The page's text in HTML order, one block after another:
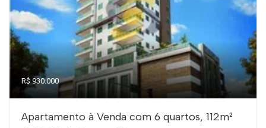
R$ 930.000
Apartamento à Venda com 6 quartos, 112m²